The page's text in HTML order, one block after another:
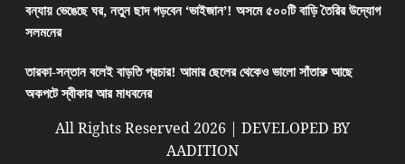
বন্যায় ভেঙেছে ঘর, নতুন ছাদ গড়বেন ‘ভাইজান’! অসমে ৫০০টি বাড়ি তৈরির উদ্যোগ
সলমনের
তারকা-সন্তান বলেই বাড়তি প্রচার! আমার ছেলের থেকেও ভালো সাঁতারু আছে
অকপটে স্বীকার আর মাধবনের
All Rights Reserved 2026 | DEVELOPED BY
AADITION